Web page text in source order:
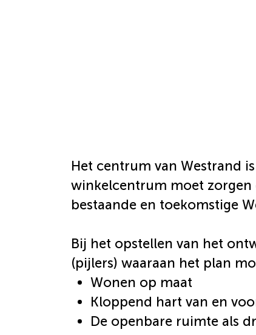
Het centrum van Westrand
winkelcentrum moet zorgen
bestaande en toekomstige
Bij het opstellen van het
(pijlers) waaraan het plan
Wonen op maat
Kloppend hart van en
De openbare ruimte als